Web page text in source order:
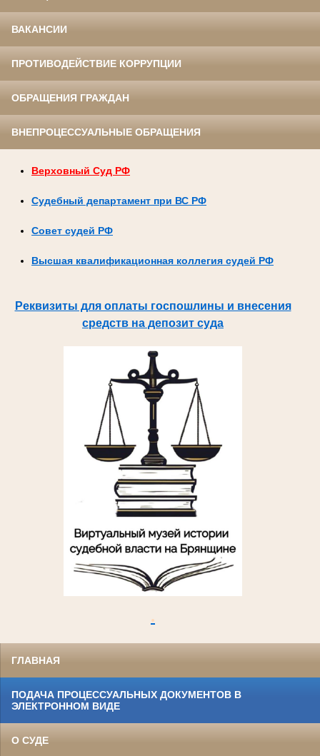
ВАКАНСИИ
ПРОТИВОДЕЙСТВИЕ КОРРУПЦИИ
ОБРАЩЕНИЯ ГРАЖДАН
ВНЕПРОЦЕССУАЛЬНЫЕ ОБРАЩЕНИЯ
Верховный Суд РФ
Судебный департамент при ВС РФ
Совет судей РФ
Высшая квалификационная коллегия судей РФ
Реквизиты для оплаты госпошлины и внесения
средств на депозит суда
.
ГЛАВНАЯ
ПОДАЧА ПРОЦЕССУАЛЬНЫХ ДОКУМЕНТОВ В
ЭЛЕКТРОННОМ ВИДЕ
О СУДЕ